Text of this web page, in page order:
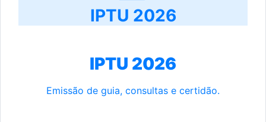
IPTU 2026
IPTU 2026
Emissão de guia, consultas e certidão.